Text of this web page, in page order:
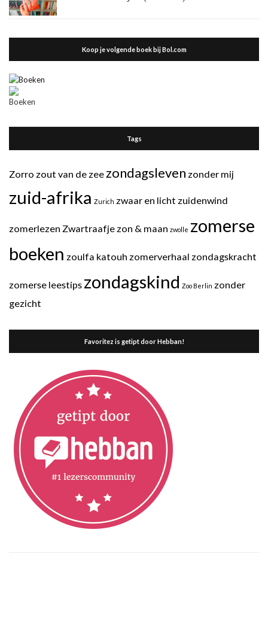
Koop je volgende boek bij Bol.com
Tags
Zorro zout van de zeezondagsleven zonder mij
zuid-afrika Zurich zwaar en licht zuidenwind
zomerlezen Zwartraafje zon & maan zwolle zomerse
boeken zoulfa katouh zomerverhaal zondagskracht
zomerse leestips zondagskind Zoo Berlin zonder
gezicht
Favoritez is getipt door Hebban!